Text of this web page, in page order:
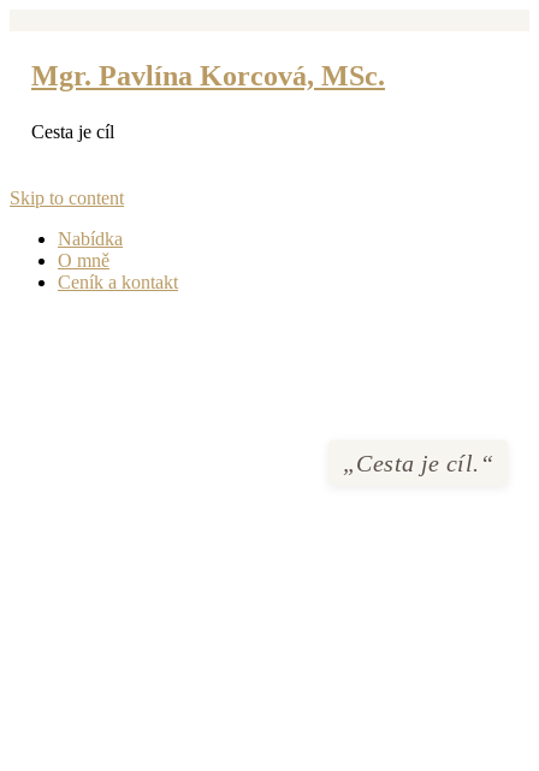
Mgr. Pavlína Korcová, MSc.
„Cesta je cíl.“
Cesta je cíl
Skip to content
Nabídka
O mně
Ceník a kontakt